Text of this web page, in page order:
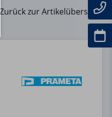
Zurück zur Artikelübersicht